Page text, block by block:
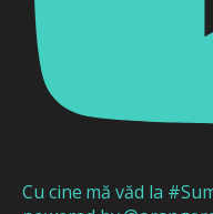
Cu cine mă văd la